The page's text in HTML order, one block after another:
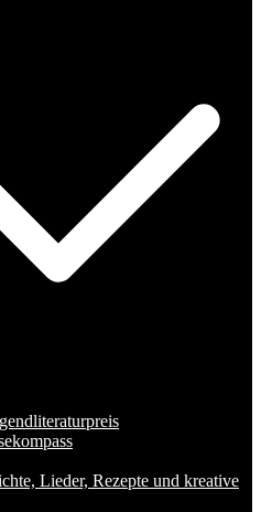
Lieder, Rezepte und kreative